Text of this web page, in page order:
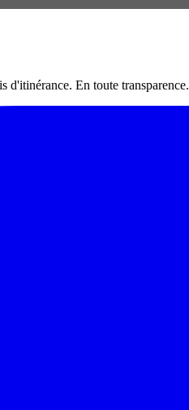
d'itinérance. En toute transparence.